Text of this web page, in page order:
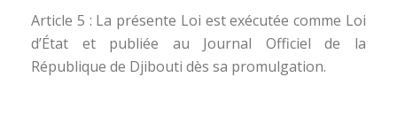
Article 5 : La présente Loi est exécutée comme Loi
d’État et publiée au Journal Officiel de la
République de Djibouti dès sa promulgation.